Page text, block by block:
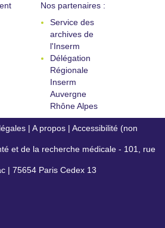
Nos partenaires :
Service des
archives de
l'Inserm
Délégation
Régionale
Inserm
Auvergne
Rhône Alpes
| A propos | Accessibilité (non
conforme)
et de la recherche médicale - 101, rue
| 75654 Paris Cedex 13